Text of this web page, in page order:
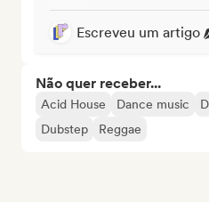
Escreveu um artigo
Não quer receber...
Acid House Dance music
Dubstep
Reggae